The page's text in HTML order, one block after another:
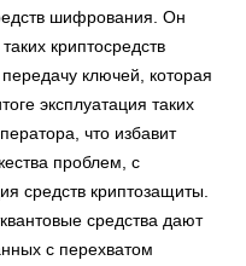
шифрования. Он
криптосредств
ключей, которая
эксплуатация таких
что избавит
проблем, с
средств криптозащиты.
средства дают
с перехватом